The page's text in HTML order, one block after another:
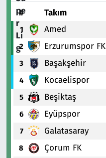
# Takım
1 Amed
2 Erzurumspor FK
3 Başakşehir
4 Kocaelispor
5 Beşiktaş
6 Eyüpspor
7 Galatasaray
8 Çorum FK